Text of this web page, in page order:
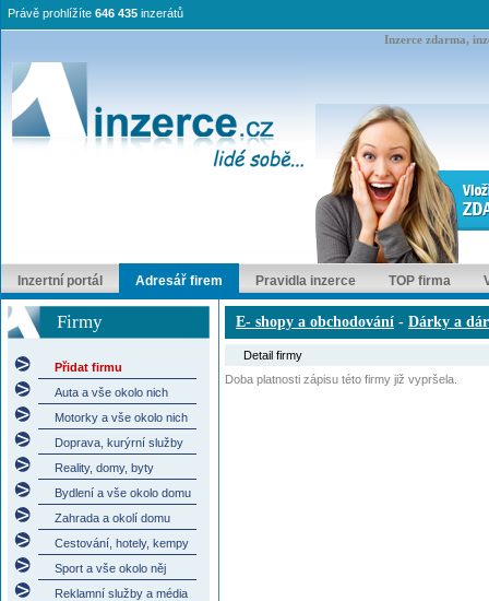
Inzerce zdarma,
Právě prohlížíte 646 435 inzerátů
Inzertní portál Adresář firem Pravidla inzerce TOP firma
Firmy
Přidat firmu
Auta a vše okolo nich
Motorky a vše okolo nich
Doprava, kurýrní služby
Reality, domy, byty
Bydlení a vše okolo domu
Zahrada a okolí domu
Cestování, hotely, kempy
Sport a vše okolo něj
Reklamní služby a média
E- shopy a obchodování - Dárky a
Detail firmy
Doba platnosti zápisu této firmy již vypršela.